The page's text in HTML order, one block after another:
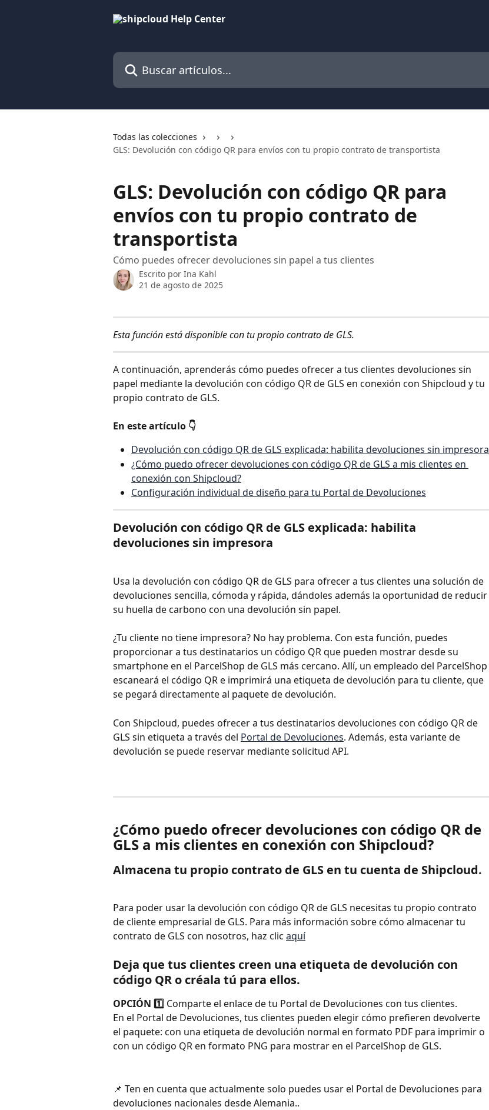
Buscar artículos...
Todas las colecciones
GLS: Devolución con código QR para envíos con tu propio contrato de transportista
GLS: Devolución con código QR para
envíos con tu propio contrato de
transportista
Cómo puedes ofrecer devoluciones sin papel a tus clientes
Escrito por Ina Kahl
21 de agosto de 2025
Esta función está disponible con tu propio contrato de GLS.
A continuación, aprenderás cómo puedes ofrecer a tus clientes devoluciones sin
papel mediante la devolución con código QR de GLS en conexión con Shipcloud y tu
propio contrato de GLS.
En este artículo 👇
Devolución con código QR de GLS explicada: habilita devoluciones sin impresora
¿Cómo puedo ofrecer devoluciones con código QR de GLS a mis clientes en
conexión con Shipcloud?
Configuración individual de diseño para tu Portal de Devoluciones
Devolución con código QR de GLS explicada: habilita
devoluciones sin impresora
Usa la devolución con código QR de GLS para ofrecer a tus clientes una solución de
devoluciones sencilla, cómoda y rápida, dándoles además la oportunidad de reducir
su huella de carbono con una devolución sin papel.
¿Tu cliente no tiene impresora? No hay problema. Con esta función, puedes
proporcionar a tus destinatarios un código QR que pueden mostrar desde su
smartphone en el ParcelShop de GLS más cercano. Allí, un empleado del ParcelShop
escaneará el código QR e imprimirá una etiqueta de devolución para tu cliente, que
se pegará directamente al paquete de devolución.
Con Shipcloud, puedes ofrecer a tus destinatarios devoluciones con código QR de
GLS sin etiqueta a través del Portal de Devoluciones. Además, esta variante de
devolución se puede reservar mediante solicitud API.
¿Cómo puedo ofrecer devoluciones con código QR de
GLS a mis clientes en conexión con Shipcloud?
Almacena tu propio contrato de GLS en tu cuenta de Shipcloud.
Para poder usar la devolución con código QR de GLS necesitas tu propio contrato
de cliente empresarial de GLS. Para más información sobre cómo almacenar tu
contrato de GLS con nosotros, haz clic aquí
Deja que tus clientes creen una etiqueta de devolución con
código QR o créala tú para ellos.
OPCIÓN 1️⃣ Comparte el enlace de tu Portal de Devoluciones con tus clientes.
En el Portal de Devoluciones, tus clientes pueden elegir cómo prefieren devolverte
el paquete: con una etiqueta de devolución normal en formato PDF para imprimir o
con un código QR en formato PNG para mostrar en el ParcelShop de GLS.
📌 Ten en cuenta que actualmente solo puedes usar el Portal de Devoluciones para
devoluciones nacionales desde Alemania..